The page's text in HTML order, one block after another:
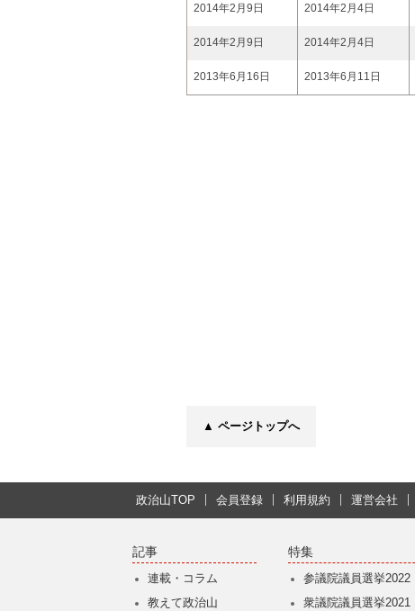
2014年2月9日 2014年2月4日
2014年2月9日 2014年2月4日
2013年6月16日 2013年6月11日
▲ ページトップへ
政治山TOP 会員登録 利用規約 運営会社
記事
連載・コラム
教えて政治山
特集
参議院議員選挙2022
衆議院議員選挙2021